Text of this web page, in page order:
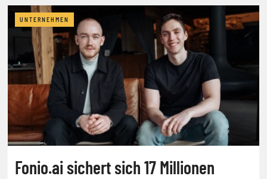
UNTERNEHMEN
Fonio.ai sichert sich 17 Millionen